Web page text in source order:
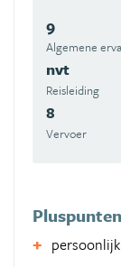
9
Algemene
nvt
Reisleiding
8
Vervoer